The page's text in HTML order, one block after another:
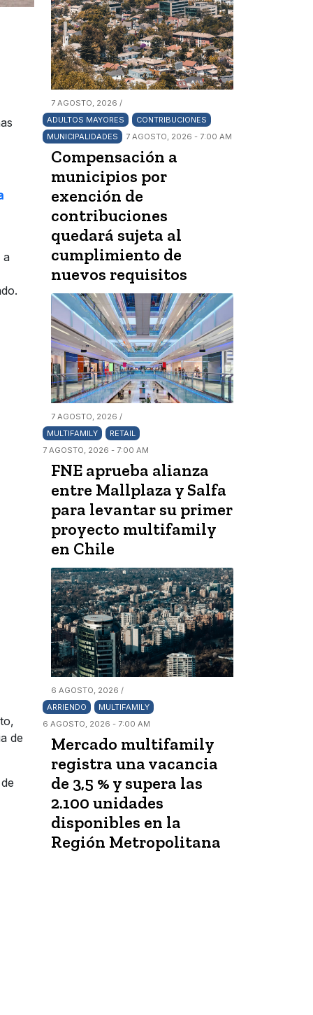
a
de
7 AGOSTO, 2026 /
ADULTOS MAYORES
CONTRIBUCIONES
MUNICIPALIDADES
7 AGOSTO, 2026 - 7:00 AM
Compensación a
municipios por
exención de
contribuciones
quedará sujeta al
cumplimiento de
nuevos requisitos
7 AGOSTO, 2026 /
MULTIFAMILY
RETAIL
7 AGOSTO, 2026 - 7:00 AM
FNE aprueba alianza
entre Mallplaza y Salfa
para levantar su primer
proyecto multifamily
en Chile
6 AGOSTO, 2026 /
ARRIENDO
MULTIFAMILY
6 AGOSTO, 2026 - 7:00 AM
Mercado multifamily
registra una vacancia
de 3,5 % y supera las
2.100 unidades
disponibles en la
Región Metropolitana